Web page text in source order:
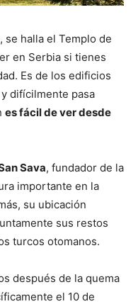
se halla el Templo de
en Serbia si tienes
Es de los edificios
difícilmente pasa
es fácil de ver desde
Sava, fundador de la
importante en la
su ubicación
sus restos
turcos otomanos.
después de la quema
el 10 de